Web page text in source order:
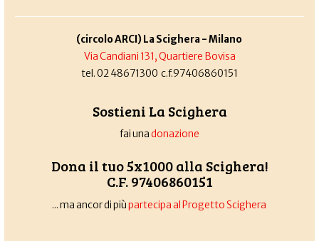
(circolo ARCI) La Scighera - Milano
Via Candiani 131, Quartiere Bovisa
tel. 02 48671300 c.f.97406860151
Sostieni La Scighera
fai unadonazione
Dona il tuo 5x1000 alla Scighera!
C.F. 97406860151
... ma ancor di piùpartecipa al Progetto Scighera